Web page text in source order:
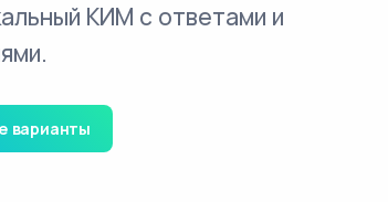
КИМ с ответами и
варианты